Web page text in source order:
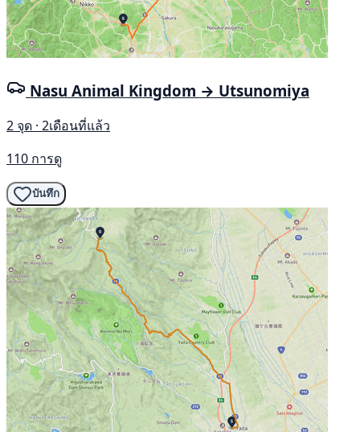
Nasu Animal Kingdom → Utsunomiya
2 จุด · 2เดือนที่แล้ว
110 การดู
บันทึก